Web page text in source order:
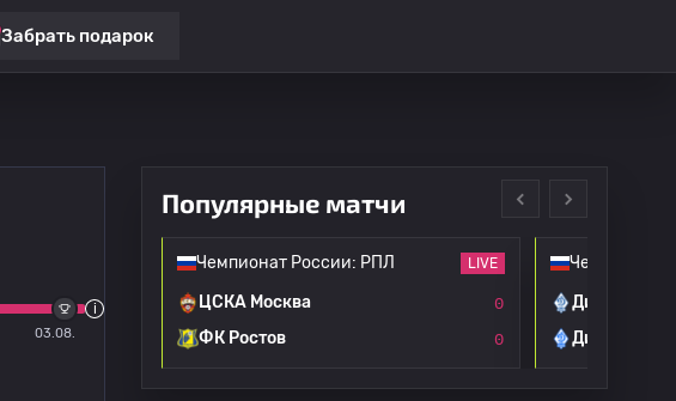
Забрать подарок
03.08.
Популярные матчи
13.08
Чемпионат России: РПЛ LIVE
ЦСКА Москва 0
ФК Ростов 0
Чемпионат
Динамо
Динамо